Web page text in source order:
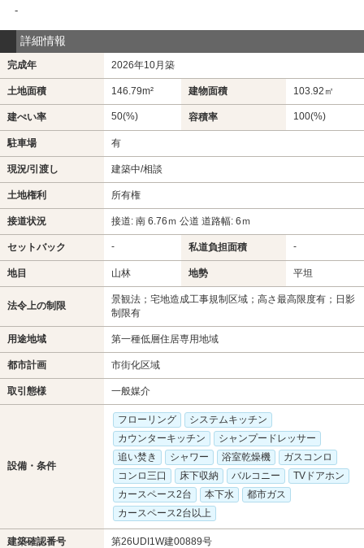
-
詳細情報
完成年 2026年10月築
土地面積 146.79m² 建物面積 103.92㎡
建ぺい率 50(%) 容積率 100(%)
駐車場 有
現況/引渡し 建築中/相談
土地権利 所有権
接道状況 接道: 南 6.76ｍ 公道 道路幅: 6ｍ
セットバック - 私道負担面積 -
地目 山林 地勢 平坦
法令上の制限
景観法；宅地造成工事規制区域；高さ最高限度有；日影
制限有
用途地域 第一種低層住居専用地域
都市計画 市街化区域
取引態様 一般媒介
設備・条件
フローリング
システムキッチン
カウンターキッチン
シャンプードレッサー
追い焚き
シャワー 浴室乾燥機
ガスコンロ
コンロ三口
床下収納 バルコニー
TVドアホン
カースペース2台
本下水
都市ガス
カースペース2台以上
建築確認番号 第26UDI1W建00889号